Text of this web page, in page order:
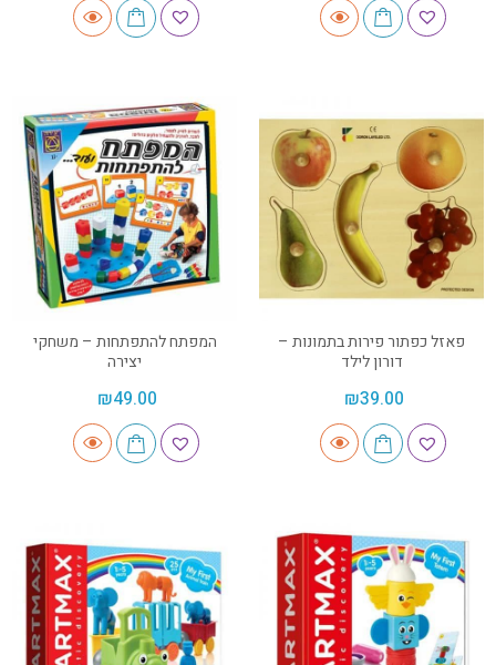
פאזל כפתור פירות בתמונות –
דורון לילד
₪39.00
המפתח להתפתחות – משחקי
יצירה
₪49.00